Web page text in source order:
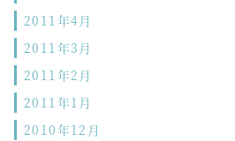
2011年4月
2011年3月
2011年2月
2011年1月
2010年12月